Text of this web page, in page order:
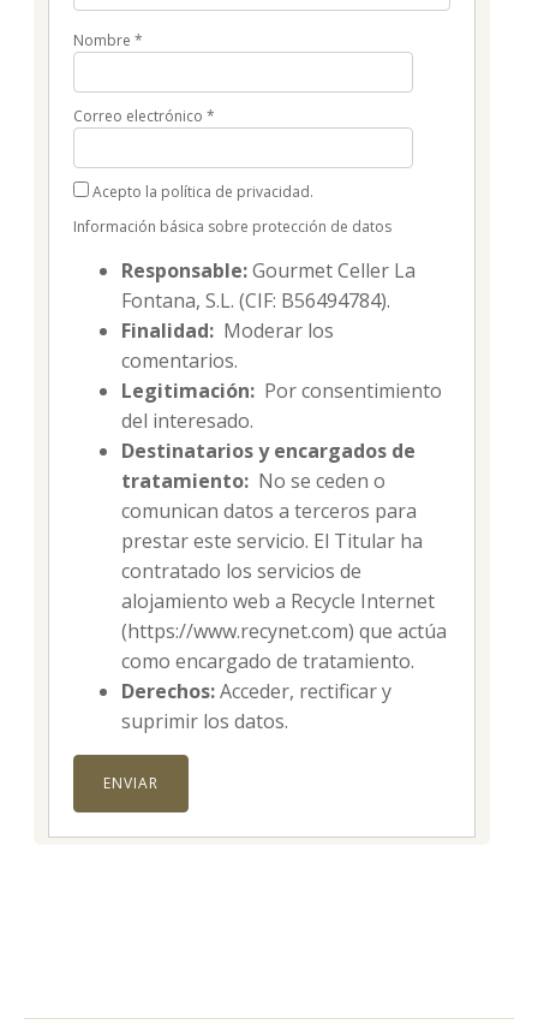
Nombre *
Correo electrónico *
Acepto la política de privacidad.
Información básica sobre protección de datos
Responsable:Gourmet Celler La
Fontana, S.L. (CIF: B56494784).
Finalidad: Moderar los
comentarios.
Legitimación: Por consentimiento
del interesado.
Destinatarios y encargados de
tratamiento: No se ceden o
comunican datos a terceros para
prestar este servicio. El Titular ha
contratado los servicios de
alojamiento web a Recycle Internet
(https://www.recynet.com) que actúa
como encargado de tratamiento.
Derechos:Acceder, rectificar y
suprimir los datos.